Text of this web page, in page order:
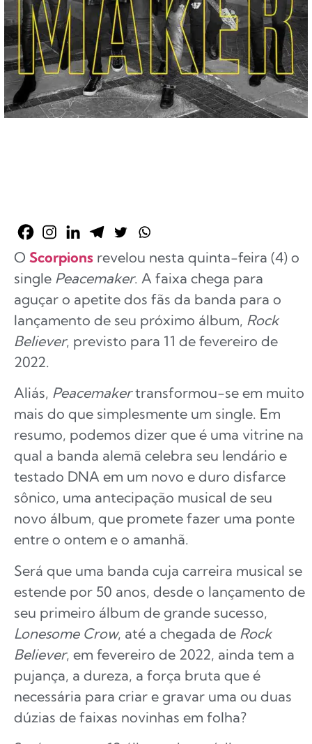
O Scorpions revelou nesta quinta-feira (4) o
single Peacemaker. A faixa chega para
aguçar o apetite dos fãs da banda para o
lançamento de seu próximo álbum, Rock
Believer, previsto para 11 de fevereiro de
2022.
Aliás, Peacemakertransformou-se em muito
mais do que simplesmente um single. Em
resumo, podemos dizer que é uma vitrine na
qual a banda alemã celebra seu lendário e
testado DNA em um novo e duro disfarce
sônico, uma antecipação musical de seu
novo álbum, que promete fazer uma ponte
entre o ontem e o amanhã.
Será que uma banda cuja carreira musical se
estende por 50 anos, desde o lançamento de
seu primeiro álbum de grande sucesso,
Lonesome Crow, até a chegada de Rock
Believer, em fevereiro de 2022, ainda tem a
pujança, a dureza, a força bruta que é
necessária para criar e gravar uma ou duas
dúzias de faixas novinhas em folha?